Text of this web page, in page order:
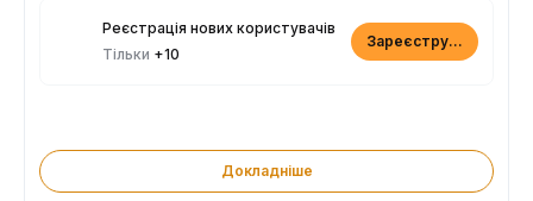
Реєстрація нових користувачів
Тільки +10
Зареєструватися
Докладніше